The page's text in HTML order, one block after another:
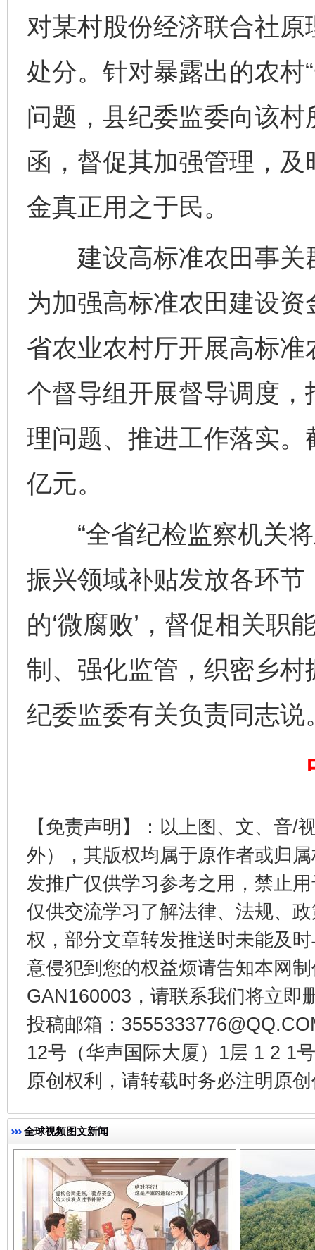
对某村股份经济联合社
处分。针对暴露出的农村
问题，县纪委监委向该
函，督促其加强管理，
金真正用之于民。
建设高标准农田事关
为加强高标准农田建设
省农业农村厅开展高标
个督导组开展督导调度
理问题、推进工作落实
亿元。
“全省纪检监察机关将
振兴领域补贴发放各环
的‘微腐败’，督促相关职
制、强化监管，织密乡村
纪委监委有关负责同志说
【免责声明】：以上图、文、音/
外），其版权均属于原作者或归
发推广仅供学习参考之用，禁止
仅供交流学习了解法律、法规、
权，部分文章转发推送时未能及
意侵犯到您的权益烦请告知本网
GAN160003，请联系我们将立即
投稿邮箱：
12号（华声国际大厦）1层 1 2 1
原创权利，请转载时务必注明原
全球视频图文新闻
完善运行机制助力责任有效落实 一纸欠
东山县通报“牛蛙产品抗生素超标问题”
千年窑火 生生不息 一
揭开“小金库”的免责幌子